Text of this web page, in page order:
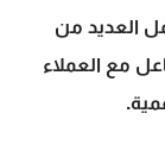
العديد من
مع العملاء